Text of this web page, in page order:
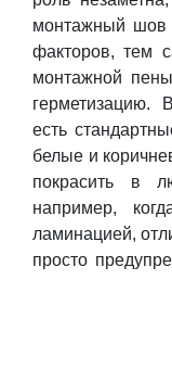
монтажный шов
факторов, тем
монтажной
герметизацию.
есть
белые и
покрасить в
например,
ламинацией,
просто